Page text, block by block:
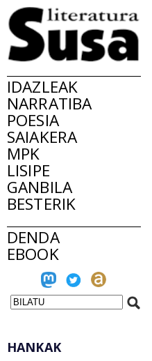
IDAZLEAK
NARRATIBA
POESIA
SAIAKERA
MPK
LISIPE
GANBILA
BESTERIK
DENDA
EBOOK
HANKAK